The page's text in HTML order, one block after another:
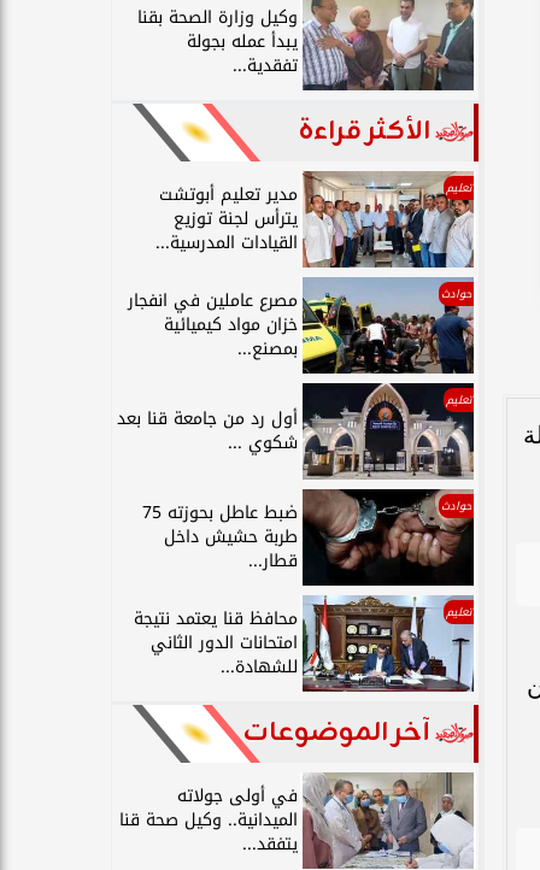
وكيل وزارة الصحة بقنا
يبدأ عمله بجولة
تفقدية...
الأكثر قراءة
تعليم مدير تعليم أبوتشت
يترأس لجنة توزيع
القيادات المدرسية...
حوادث مصرع عاملين في انفجار
خزان مواد كيميائية
بمصنع...
تعليم
أول رد من جامعة قنا بعد
شكوي ...
حوادث ضبط عاطل بحوزته 75
طربة حشيش داخل
قطار...
تعليم محافظ قنا يعتمد نتيجة
امتحانات الدور الثاني
للشهادة...
آخر الموضوعات
في أولى جولاته
الميدانية.. وكيل صحة قنا
يتفقد...